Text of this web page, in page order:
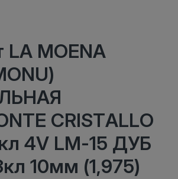
MOENA
CRISTALLO
4V LM-15 ДУБ
10мм (1,975)